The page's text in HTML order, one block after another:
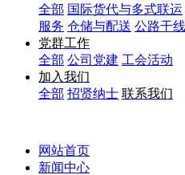
全部 国际货代与多式联运
服务 仓储与配送 公路干
党群工作
全部 公司党建 工会活动
加入我们
全部 招贤纳士 联系我们
网站首页
新闻中心